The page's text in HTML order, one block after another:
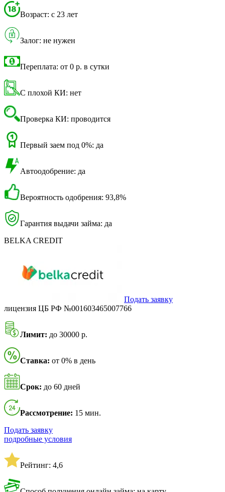
Возраст: с 23 лет
Залог: не нужен
Переплата: от 0 р. в сутки
С плохой КИ: нет
Проверка КИ: проводится
Первый заем под 0%: да
Автоодобрение: да
Вероятность одобрения: 93,8%
Гарантия выдачи займа: да
BELKA CREDIT
Подать заявку
лицензия ЦБ РФ №001603465007766
Лимит: до 30000 р.
Ставка: от 0% в день
Срок: до 60 дней
Рассмотрение: 15 мин.
Подать заявку
подробные условия
Рейтинг: 4,6